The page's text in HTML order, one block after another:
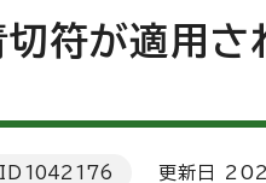
符が適用さ
1042176 更新日